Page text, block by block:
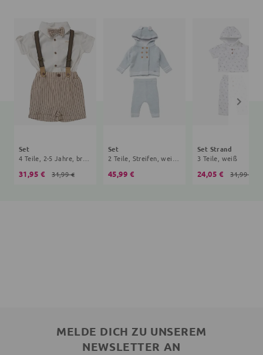
Set
4 Teile, 2-5 Jahre, braun, creme
31,95 € 31,99 €
Set
2 Teile, Streifen, weiß, hellblau
45,99 €
Set Strand
3 Teile, weiß
24,05 € 31,99 €
MELDE DICH ZU UNSEREM
NEWSLETTER AN